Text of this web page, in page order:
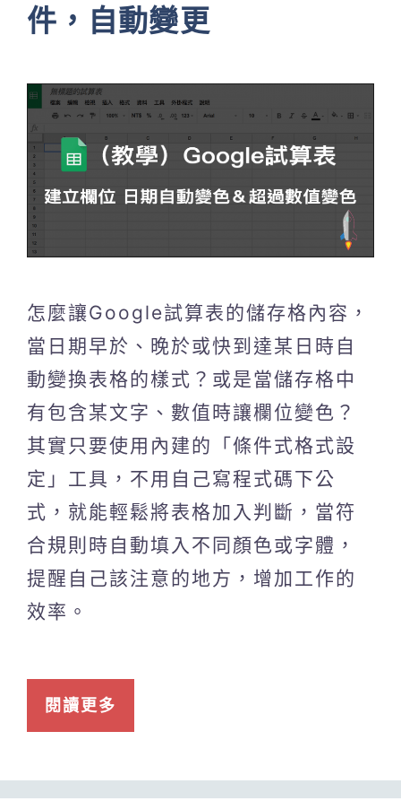
件，自動變更
怎麼讓Google試算表的儲存格內容，
當日期早於、晚於或快到達某日時自
動變換表格的樣式？或是當儲存格中
有包含某文字、數值時讓欄位變色？
其實只要使用內建的「條件式格式設
定」工具，不用自己寫程式碼下公
式，就能輕鬆將表格加入判斷，當符
合規則時自動填入不同顏色或字體，
提醒自己該注意的地方，增加工作的
效率。
閱讀更多